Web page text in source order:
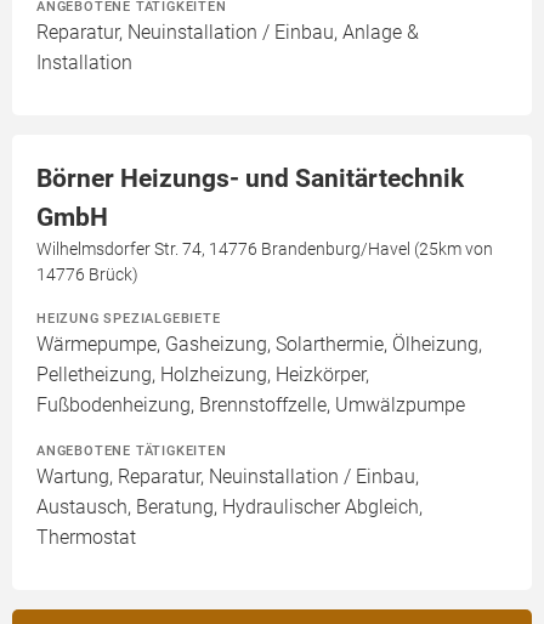
ANGEBOTENE TÄTIGKEITEN
Reparatur, Neuinstallation / Einbau, Anlage &
Installation
Börner Heizungs- und Sanitärtechnik
GmbH
Wilhelmsdorfer Str. 74, 14776 Brandenburg/Havel (25km von
14776 Brück)
HEIZUNG SPEZIALGEBIETE
Wärmepumpe, Gasheizung, Solarthermie, Ölheizung,
Pelletheizung, Holzheizung, Heizkörper,
Fußbodenheizung, Brennstoffzelle, Umwälzpumpe
ANGEBOTENE TÄTIGKEITEN
Wartung, Reparatur, Neuinstallation / Einbau,
Austausch, Beratung, Hydraulischer Abgleich,
Thermostat